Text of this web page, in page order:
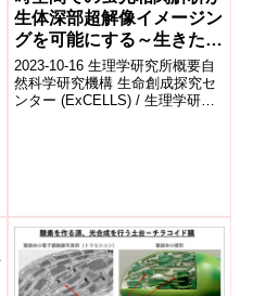
生体深部超解像イメージン
グを可能にする～生きた脳
の深部でナノスケールの神
経細胞微細形態の可視化に
成功～
2023-10-16 生理学研究所概要自
然科学研究機構 生命創成探究セ
ンター (ExCELLS) / 生理学研究